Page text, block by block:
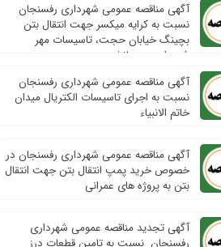
آگهی مناقصه عمومی شهرداری رفسنجان
نسبت به کرایه میکسر جهت انتقال بتن
بچینگ خیابان حجت، تاسیسات مهر
شهرداری، مهمانشهر
آگهی مناقصه عمومی شهرداری رفسنجان
نسبت به اجرای تاسیسات الکتریال میدان
خاتم الانبیاء
آگهی مناقصه عمومی شهرداری رفسنجان در
خصوص خرید پمپ انتقال بتن جهت انتقال
بتن به پروژه های عمرانی
آگهی تجدید مناقصه عمومی شهرداری
رفسنجان نسبت به تامین قطعات درز